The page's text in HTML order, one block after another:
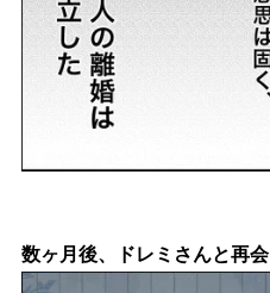
数ヶ月後、ドレミさんと再会